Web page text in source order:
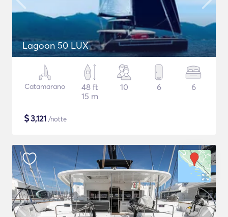
Lagoon 50 LUX
Catamarano
48 ft
15 m
10 6 6
$3,121 /notte